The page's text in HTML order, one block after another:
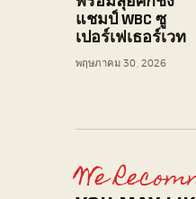
แชมป์ WBC ซู
เปอร์เฟเธอร์เวท
พฤษภาคม 30, 2026
We